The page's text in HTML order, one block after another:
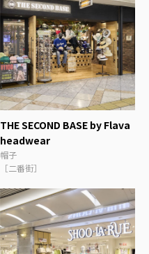
THE SECOND BASE by Flava
headwear
帽子
［二番街］